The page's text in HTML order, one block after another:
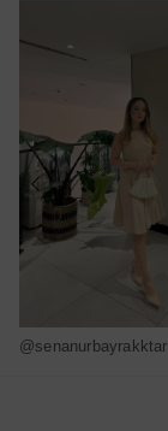
@senanurbayrakktar